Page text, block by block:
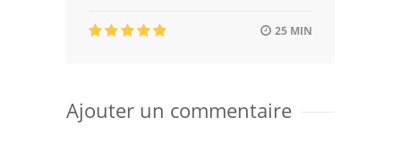
25 MIN
Ajouter un commentaire